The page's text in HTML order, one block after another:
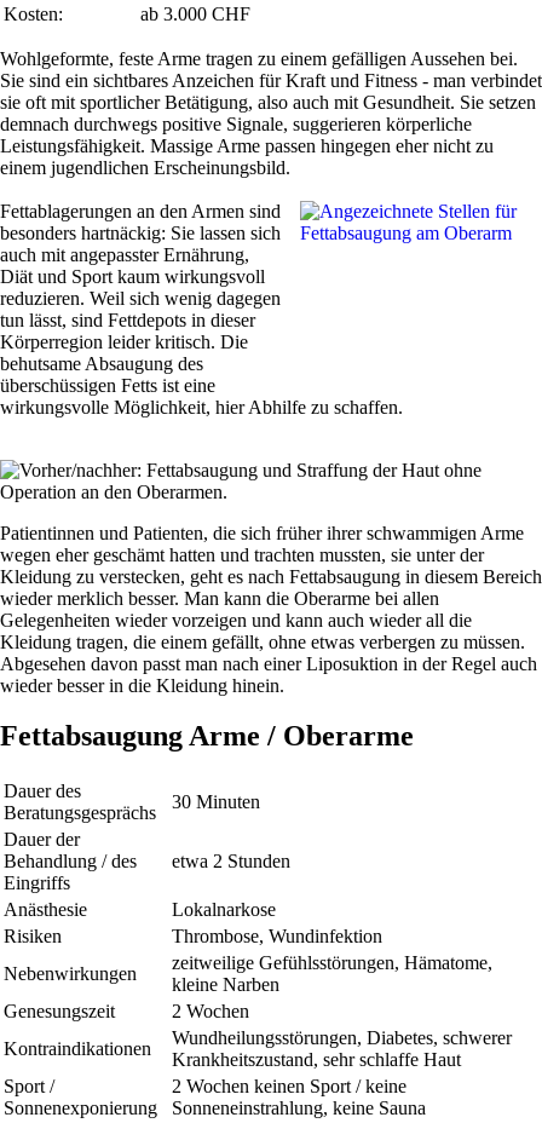
Kosten: ab 3.000 CHF
Wohlgeformte, feste Arme tragen zu einem gefälligen Aussehen bei.
Sie sind ein sichtbares Anzeichen für Kraft und Fitness - man verbindet
sie oft mit sportlicher Betätigung, also auch mit Gesundheit. Sie setzen
demnach durchwegs positive Signale, suggerieren körperliche
Leistungsfähigkeit. Massige Arme passen hingegen eher nicht zu
einem jugendlichen Erscheinungsbild.
Fettablagerungen an den Armen sind
besonders hartnäckig: Sie lassen sich
auch mit angepasster Ernährung,
Diät und Sport kaum wirkungsvoll
reduzieren. Weil sich wenig dagegen
tun lässt, sind Fettdepots in dieser
Körperregion leider kritisch. Die
behutsame Absaugung des
überschüssigen Fetts ist eine
wirkungsvolle Möglichkeit, hier Abhilfe zu schaffen.
Patientinnen und Patienten, die sich früher ihrer schwammigen Arme
wegen eher geschämt hatten und trachten mussten, sie unter der
Kleidung zu verstecken, geht es nach Fettabsaugung in diesem Bereich
wieder merklich besser. Man kann die Oberarme bei allen
Gelegenheiten wieder vorzeigen und kann auch wieder all die
Kleidung tragen, die einem gefällt, ohne etwas verbergen zu müssen.
Abgesehen davon passt man nach einer Liposuktion in der Regel auch
wieder besser in die Kleidung hinein.
Fettabsaugung Arme / Oberarme
Dauer des
Beratungsgesprächs
30 Minuten
Dauer der
Behandlung / des
Eingriffs
etwa 2 Stunden
Anästhesie
Lokalnarkose
Risiken
Thrombose, Wundinfektion
Nebenwirkungen
zeitweilige Gefühlsstörungen, Hämatome,
kleine Narben
Genesungszeit
2 Wochen
Kontraindikationen
Wundheilungsstörungen, Diabetes, schwerer
Krankheitszustand, sehr schlaffe Haut
Sport /
Sonnenexponierung
2 Wochen keinen Sport / keine
Sonneneinstrahlung, keine Sauna